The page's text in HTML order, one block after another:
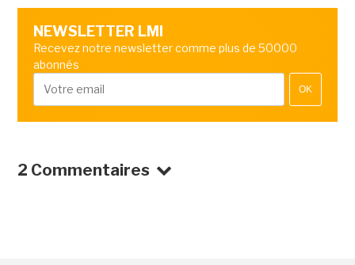
NEWSLETTER LMI
Recevez notre newsletter comme plus de 50000
abonnés
OK
2 Commentaires